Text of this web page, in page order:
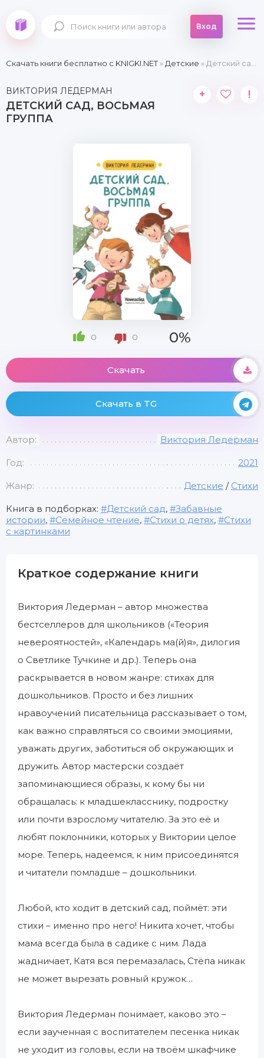
Вход
Скачать книги бесплатно c KNIGKI.NET» Детские » Детский сад, восьмая группа
ВИКТОРИЯ ЛЕДЕРМАН
ДЕТСКИЙ САД, ВОСЬМАЯ
ГРУППА
+ !
0 0 0%
Скачать
Скачать в TG
Автор: Виктория Ледерман
Год: 2021
Жанр: Детские / Стихи
Книга в подборках: Детский сад,
Забавные
истории, Семейное чтение, Стихи о детях,
Стихи
с картинками
Краткое содержание книги
Виктория Ледерман – автор множества
бестселлеров для школьников («Теория
невероятностей», «Календарь ма(й)я», дилогия
о Светлике Тучкине и др.). Теперь она
раскрывается в новом жанре: стихах для
дошкольников. Просто и без лишних
нравоучений писательница рассказывает о том,
как важно справляться со своими эмоциями,
уважать других, заботиться об окружающих и
дружить. Автор мастерски создаёт
запоминающиеся образы, к кому бы ни
обращалась: к младшекласснику, подростку
или почти взрослому читателю. За это её и
любят поклонники, которых у Виктории целое
море. Теперь, надеемся, к ним присоединятся
и читатели помладше – дошкольники.
Любой, кто ходит в детский сад, поймёт: эти
стихи – именно про него! Никита хочет, чтобы
мама всегда была в садике с ним. Лада
жадничает, Катя вся перемазалась, Стёпа никак
не может вырезать ровный кружок…
Виктория Ледерман понимает, каково это –
если заученная с воспитателем песенка никак
не уходит из головы, если на твоём шкафчике